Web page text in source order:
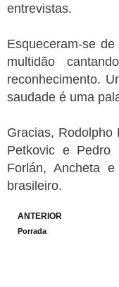
entrevistas.
Esqueceram-se
multidão
reconhecimento.
saudade é uma
Gracias,
Petkovic e Pedro
Forlán, Ancheta
brasileiro.
Prev
ANTERIOR
Porrada